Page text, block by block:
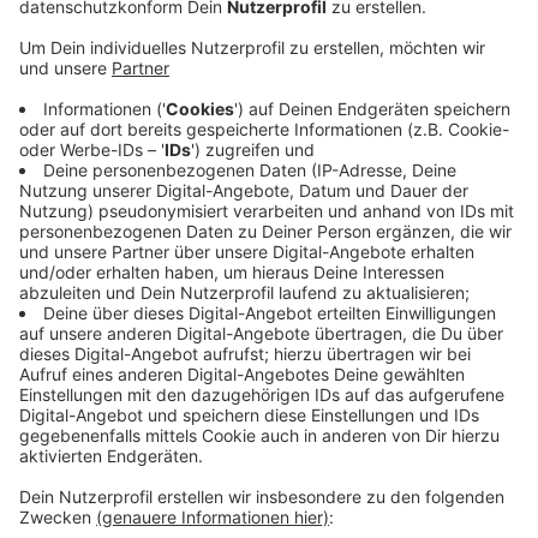
Veröffentlicht:Dienstag, 20.06.2023 16:34
Anzeige
Die beliebte Personen- und Fahrradfähre "Keer Tröch"
pendelt in den Sommerferien auch donnerstags
zwischen Bislich und Xanten. Die Fähre pendelt wie
üblich zwischen 10 und 19 Uhr. Das hat der
Heimatverein Bislich bekanntgegeben. Nur montags
und dienstags gibt es keine Fährverbindung. Die
einfache Fahrt mit Fahrrad kostet 2 Euro 50. Die
Fährsaison endet am 29.Oktober.
Fahrzeiten in den Sommerferien: Mittwoch bis
Sonntag zwischen 10 und 19 Uhr
Anzeige